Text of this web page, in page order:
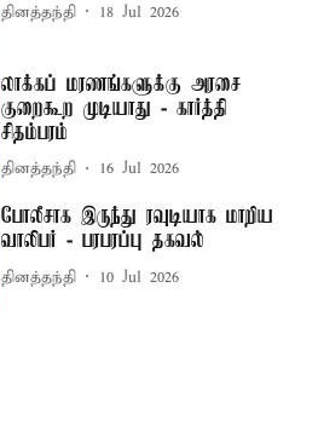
தினத்தந்தி 18 Jul 2026
லாக்கப் மரணங்களுக்கு அரசை
குறைகூற முடியாது - கார்த்தி
சிதம்பரம்
தினத்தந்தி 16 Jul 2026
போலீசாக இருந்து ரவுடியாக மாறிய
வாலிபர் - பரபரப்பு தகவல்
தினத்தந்தி 10 Jul 2026